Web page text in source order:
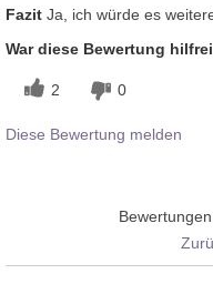
Fazit Ja, ich würde es
War diese Bewertung
2 0
Diese Bewertung melden